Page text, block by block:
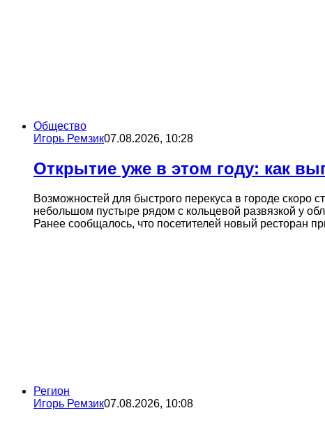
Общество
Игорь Ремзик07.08.2026, 10:28
Открытие уже в этом году: как
Возможностей для быстрого перекуса в городе скоро
небольшом пустыре рядом с кольцевой развязкой у
Ранее сообщалось, что посетителей новый ресторан
Регион
Игорь Ремзик07.08.2026, 10:08